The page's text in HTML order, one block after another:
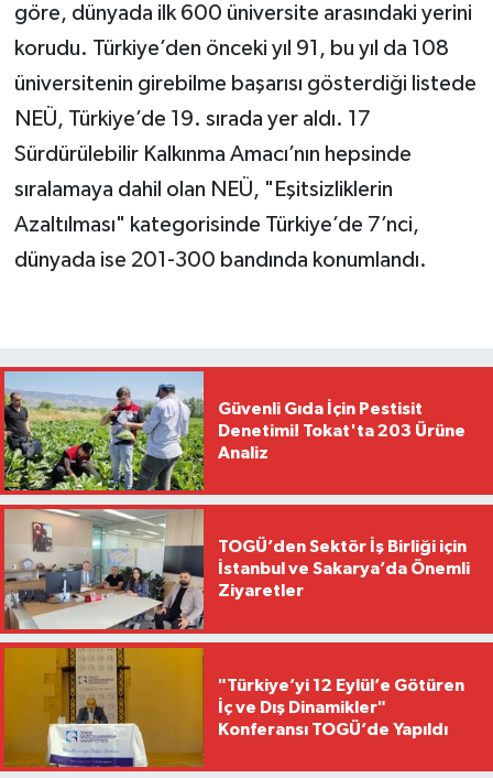
göre, dünyada ilk 600 üniversite arasındaki yerini
korudu. Türkiye’den önceki yıl 91, bu yıl da 108
üniversitenin girebilme başarısı gösterdiği listede
NEÜ, Türkiye’de 19. sırada yer aldı. 17
Sürdürülebilir Kalkınma Amacı’nın hepsinde
sıralamaya dahil olan NEÜ, "Eşitsizliklerin
Azaltılması" kategorisinde Türkiye’de 7’nci,
dünyada ise 201-300 bandında konumlandı.
Güvenli Gıda İçin Pestisit
Denetimi! Tokat'ta 203 Ürüne
Analiz
TOGÜ’den Sektör İş Birliği için
İstanbul ve Sakarya’da Önemli
Ziyaretler
"Türkiye’yi 12 Eylül’e Götüren
İç ve Dış Dinamikler"
Konferansı TOGÜ’de Yapıldı